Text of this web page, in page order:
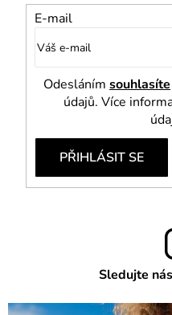
E-mail
Odesláním souhlasíte
údajů. Více
PŘIHLÁSIT SE
Sledujte